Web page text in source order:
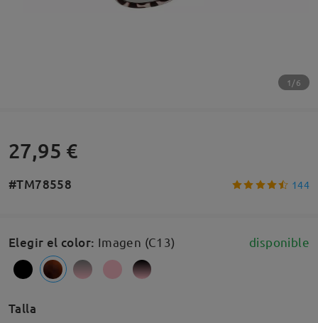
1/6
27,95 €
#TM78558 144
Elegir el color: Imagen (C13) disponible
Talla